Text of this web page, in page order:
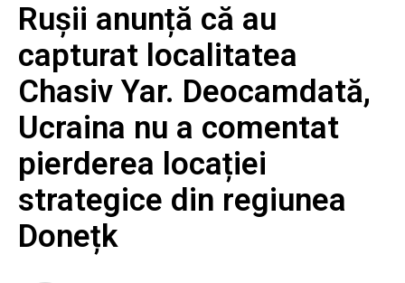
Rușii anunță că au
capturat localitatea
Chasiv Yar. Deocamdată,
Ucraina nu a comentat
pierderea locației
strategice din regiunea
Donețk